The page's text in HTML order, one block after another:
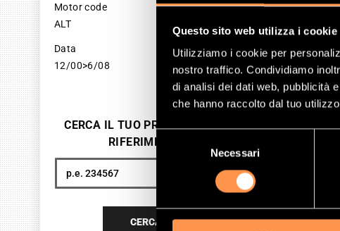
Questo sito web utilizza i cookie
Utilizziamo i cookie per
nostro traffico. Condividiamo
di analisi dei dati web, pubblicità
che hanno raccolto dal tuo
Selezione
Necessari
SKU
Prima:
Motor code
ALT
Data
12/00>6/08
CERCA IL TUO PRODOTTO PER
RIFERIMENTO
Cerca
CERCA